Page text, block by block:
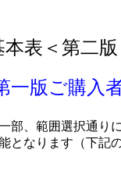
表＜第二
一版ご購入
部、範囲選択通り
となります（下記